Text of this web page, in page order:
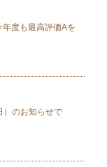
度も最高評価Aを
のお知らせで